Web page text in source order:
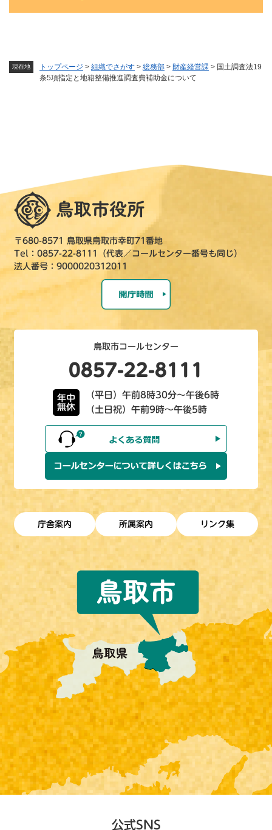
現在地 トップページ > 組織でさがす > 総務部 > 財産経営課 > 国土調査法19
条5項指定と地籍整備推進調査費補助金について
〒680-8571 鳥取県鳥取市幸町71番地
Tel：0857-22-8111（代表／コールセンター番号も同じ）
法人番号：9000020312011
鳥取市コールセンター
0857-22-8111
年中
無休
（平日）午前8時30分～午後6時
（土日祝）午前9時～午後5時
庁舎案内 所属案内 リンク集
公式SNS